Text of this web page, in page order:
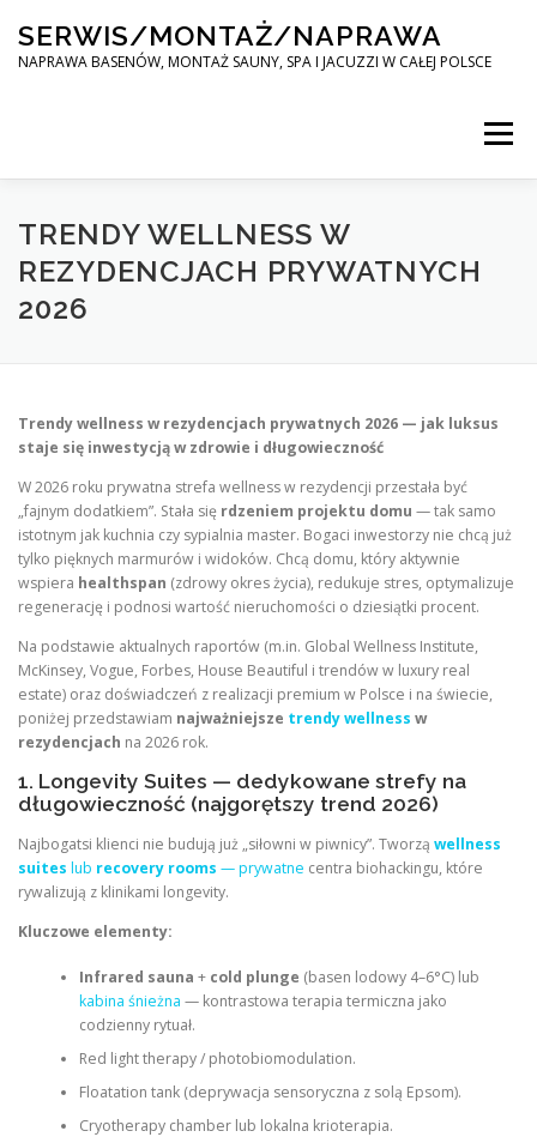
content
SERWIS/MONTAŻ/NAPRAWA
NAPRAWA BASENÓW, MONTAŻ SAUNY, SPA I JACUZZI W CAŁEJ POLSCE
Menu
SPA SERWIS
MONTAŻ SAUNY, SPA, JACUZI W CAŁEJ POLSCE
TRENDY WELLNESS W
REZYDENCJACH PRYWATNYCH
2026
Trendy wellness w rezydencjach prywatnych 2026 — jak luksus
staje się inwestycją w zdrowie i długowieczność
W 2026 roku prywatna strefa wellness w rezydencji przestała być
„fajnym dodatkiem”. Stała się rdzeniem projektu domu — tak samo
istotnym jak kuchnia czy sypialnia master. Bogaci inwestorzy nie chcą już
tylko pięknych marmurów i widoków. Chcą domu, który aktywnie
wspiera healthspan (zdrowy okres życia), redukuje stres, optymalizuje
regenerację i podnosi wartość nieruchomości o dziesiątki procent.
Na podstawie aktualnych raportów (m.in. Global Wellness Institute,
McKinsey, Vogue, Forbes, House Beautiful i trendów w luxury real
estate) oraz doświadczeń z realizacji premium w Polsce i na świecie,
poniżej przedstawiam najważniejsze trendy wellness w
rezydencjach na 2026 rok.
1. Longevity Suites — dedykowane strefy na
długowieczność (najgorętszy trend 2026)
Najbogatsi klienci nie budują już „siłowni w piwnicy”. Tworzą wellness
suites lub recovery rooms — prywatne centra biohackingu, które
rywalizują z klinikami longevity.
Kluczowe elementy:
Infrared sauna + cold plunge (basen lodowy 4–6°C) lub
kabina śnieżna — kontrastowa terapia termiczna jako
codzienny rytuał.
Red light therapy / photobiomodulation.
Floatation tank (deprywacja sensoryczna z solą Epsom).
Cryotherapy chamber lub lokalna krioterapia.